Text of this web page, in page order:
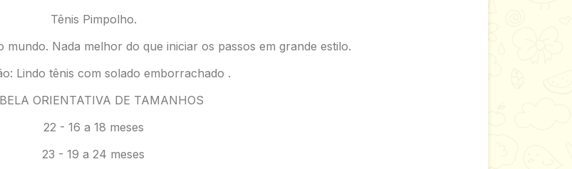
Tênis Pimpolho.
Nada melhor do que iniciar os passos em grande estilo.
Lindo tênis com solado emborrachado .
ORIENTATIVA DE TAMANHOS
22 - 16 a 18 meses
23 - 19 a 24 meses